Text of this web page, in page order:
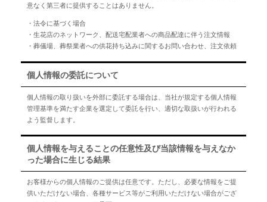
意なく第三者に提供することはありません。
・法令に基づく場合
・生花店のネットワーク、配送宅配業者への商品配達に伴う注文情報
・葬儀場、葬祭業者への供花持ち込みに関するお問い合わせ、注文依頼
個人情報の委託について
個人情報の取り扱いを外部に委託する場合は、当社が規定する個人情報
管理基準を満たす企業を選定して委託を行い、適切な取扱いが行われる
よう監督します。
個人情報を与えることの任意性及び当該情報を与えなか
った場合に生じる結果
お客様からの個人情報のご提供は任意です。ただし、必要な情報をご提
供いただけない場合、各種サービス等がご利用いただけない場合がござ